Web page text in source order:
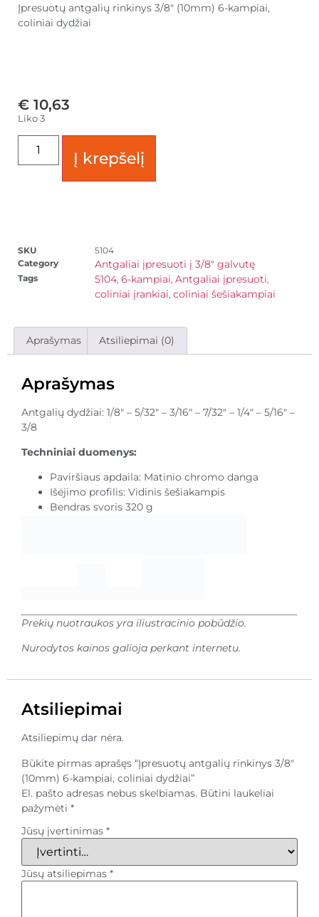
Įpresuotų antgalių rinkinys 3/8″ (10mm) 6-kampiai,
coliniai dydžiai
€ 10,63
Liko 3
Į krepšelį
SKU
5104
Category
Antgaliai įpresuoti į 3/8" galvutę
Tags 5104, 6-kampiai, Antgaliai įpresuoti,
coliniai įrankiai, coliniai šešiakampiai
Aprašymas Atsiliepimai (0)
Aprašymas
Antgalių dydžiai: 1/8″ – 5/32″ – 3/16″ – 7/32″ – 1/4″ – 5/16″ –
3/8
Techniniai duomenys:
Paviršiaus apdaila: Matinio chromo danga
Išėjimo profilis: Vidinis šešiakampis
Bendras svoris 320 g
Prekių nuotraukos yra iliustracinio pobūdžio.
Nurodytos kainos galioja perkant internetu.
Atsiliepimai
Atsiliepimų dar nėra.
Būkite pirmas aprašęs “Įpresuotų antgalių rinkinys 3/8″
(10mm) 6-kampiai, coliniai dydžiai”
El. pašto adresas nebus skelbiamas. Būtini laukeliai
pažymėti *
Jūsų įvertinimas *
Jūsų atsiliepimas *